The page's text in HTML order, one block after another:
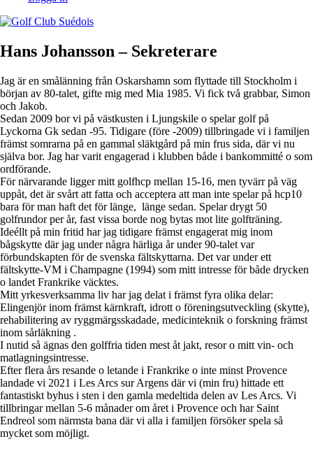
Hans Johansson – Sekreterare
Jag är en smålänning från Oskarshamn som flyttade till Stockholm i
början av 80-talet, gifte mig med Mia 1985. Vi fick två grabbar, Simon
och Jakob.
Sedan 2009 bor vi på västkusten i Ljungskile o spelar golf på
Lyckorna Gk sedan -95. Tidigare (före -2009) tillbringade vi i familjen
främst somrarna på en gammal släktgård på min frus sida, där vi nu
själva bor. Jag har varit engagerad i klubben både i bankommitté o som
ordförande.
För närvarande ligger mitt golfhcp mellan 15-16, men tyvärr på väg
uppåt, det är svårt att fatta och acceptera att man inte spelar på hcp10
bara för man haft det för länge, länge sedan. Spelar drygt 50
golfrundor per år, fast vissa borde nog bytas mot lite golfträning.
Ideéllt på min fritid har jag tidigare främst engagerat mig inom
bågskytte där jag under några härliga år under 90-talet var
förbundskapten för de svenska fältskyttarna. Det var under ett
fältskytte-VM i Champagne (1994) som mitt intresse för både drycken
o landet Frankrike väcktes.
Mitt yrkesverksamma liv har jag delat i främst fyra olika delar:
Elingenjör inom främst kärnkraft, idrott o föreningsutveckling (skytte),
rehabilitering av ryggmärgsskadade, medicinteknik o forskning främst
inom sårläkning .
I nutid så ägnas den golffria tiden mest åt jakt, resor o mitt vin- och
matlagningsintresse.
Efter flera års resande o letande i Frankrike o inte minst Provence
landade vi 2021 i Les Arcs sur Argens där vi (min fru) hittade ett
fantastiskt byhus i sten i den gamla medeltida delen av Les Arcs. Vi
tillbringar mellan 5-6 månader om året i Provence och har Saint
Endreol som närmsta bana där vi alla i familjen försöker spela så
mycket som möjligt.